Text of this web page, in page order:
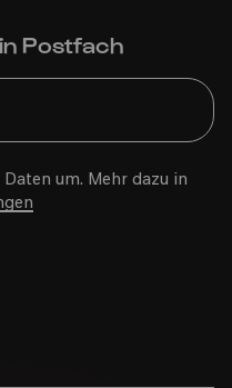
Pänz
Postfach
um. Mehr dazu in